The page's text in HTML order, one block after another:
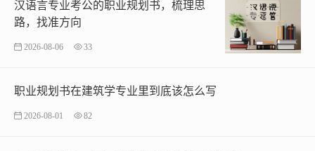
汉语言专业考公的职业规划书，梳理思
路，找准方向
2026-08-06 33
职业规划书在建筑学专业里到底该怎么写
2026-08-01 82